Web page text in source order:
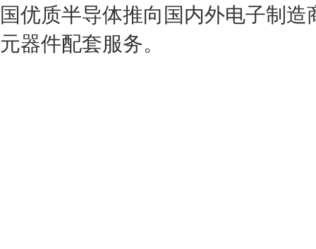
国优质半导体推向国内外电子制
元器件配套服务。